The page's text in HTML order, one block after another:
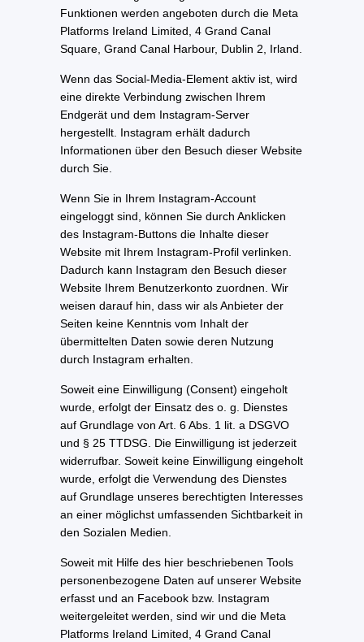
Funktionen werden angeboten durch die Meta
Platforms Ireland Limited, 4 Grand Canal
Square, Grand Canal Harbour, Dublin 2, Irland.
Wenn das Social-Media-Element aktiv ist, wird
eine direkte Verbindung zwischen Ihrem
Endgerät und dem Instagram-Server
hergestellt. Instagram erhält dadurch
Informationen über den Besuch dieser Website
durch Sie.
Wenn Sie in Ihrem Instagram-Account
eingeloggt sind, können Sie durch Anklicken
des Instagram-Buttons die Inhalte dieser
Website mit Ihrem Instagram-Profil verlinken.
Dadurch kann Instagram den Besuch dieser
Website Ihrem Benutzerkonto zuordnen. Wir
weisen darauf hin, dass wir als Anbieter der
Seiten keine Kenntnis vom Inhalt der
übermittelten Daten sowie deren Nutzung
durch Instagram erhalten.
Soweit eine Einwilligung (Consent) eingeholt
wurde, erfolgt der Einsatz des o. g. Dienstes
auf Grundlage von Art. 6 Abs. 1 lit. a DSGVO
und § 25 TTDSG. Die Einwilligung ist jederzeit
widerrufbar. Soweit keine Einwilligung eingeholt
wurde, erfolgt die Verwendung des Dienstes
auf Grundlage unseres berechtigten Interesses
an einer möglichst umfassenden Sichtbarkeit in
den Sozialen Medien.
Soweit mit Hilfe des hier beschriebenen Tools
personenbezogene Daten auf unserer Website
erfasst und an Facebook bzw. Instagram
weitergeleitet werden, sind wir und die Meta
Platforms Ireland Limited, 4 Grand Canal